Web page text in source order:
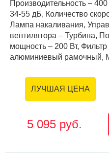
Производительность –
34-55 дБ, Количество
Лампа накаливания,
вентилятора – Турбина,
мощность – 200 Вт,
алюминиевый рамочный,
ЛУЧШАЯ ЦЕНА
5 095 руб.